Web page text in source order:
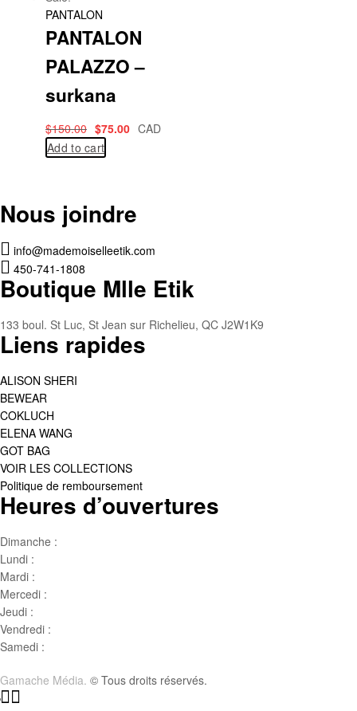
PANTALON
PANTALON
PALAZZO –
surkana
$150.00 $75.00 CAD
Add to cart
Nous joindre
info@mademoiselleetik.com
450-741-1808
Boutique Mlle Etik
133 boul. St Luc, St Jean sur Richelieu, QC J2W1K9
Liens rapides
ALISON SHERI
BEWEAR
COKLUCH
ELENA WANG
GOT BAG
VOIR LES COLLECTIONS
Politique de remboursement
Heures d’ouvertures
Dimanche :
Lundi :
Mardi :
Mercedi :
Jeudi :
Vendredi :
Samedi :
Gamache Média. © Tous droits réservés.